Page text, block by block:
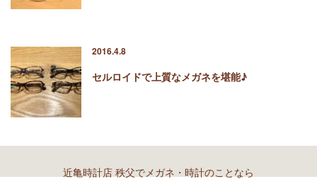
2016.4.8
セルロイドで上質なメガネを堪能♪
近亀時計店 秩父でメガネ・時計のことなら